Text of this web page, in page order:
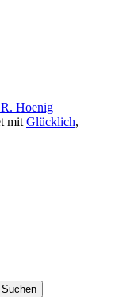
Hoenig
mit Glücklich,